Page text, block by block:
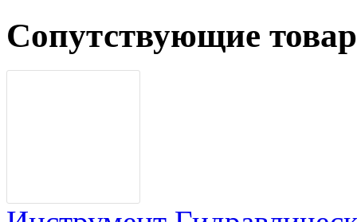
Сопутствующие